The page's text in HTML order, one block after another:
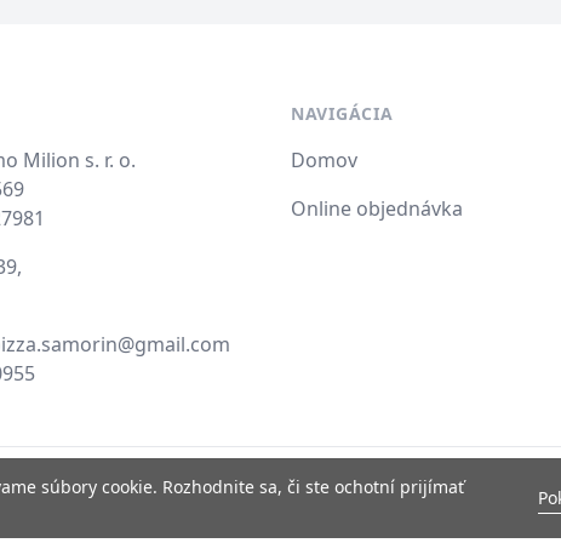
súbory cookie. Rozhodnite sa, či ste ochotní prijímať
Milion s. r. o.
NAVIGÁCIA
Domov
Online objednávka